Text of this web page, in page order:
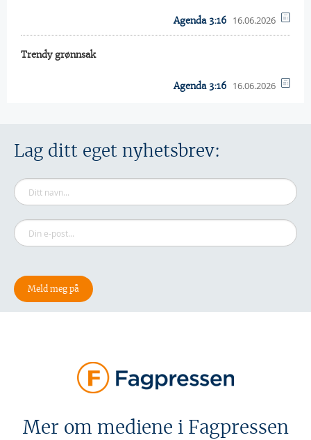
Agenda 3:16 16.06.2026
Trendy grønnsak
Agenda 3:16 16.06.2026
Lag ditt eget nyhetsbrev:
Mer om mediene i Fagpressen